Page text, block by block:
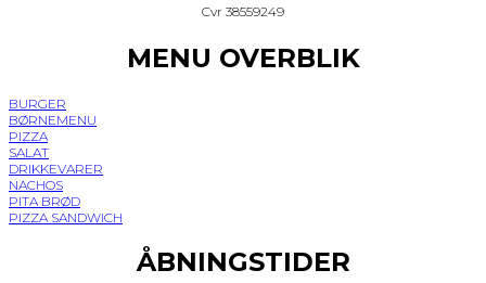
Cvr 38559249
MENU OVERBLIK
BURGER
BØRNEMENU
PIZZA
SALAT
DRIKKEVARER
NACHOS
PITA BRØD
PIZZA SANDWICH
ÅBNINGSTIDER